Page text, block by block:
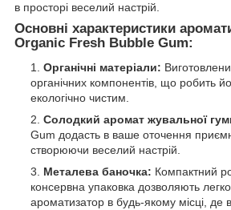
в просторі веселий настрій.
Основні характеристики
Organic Fresh Bubble Gum:
Органічні матеріали:
органічних компонентів, що робить
екологічно чистим.
Солодкий аромат жувальної
Gum додасть в ваше оточення
створюючи веселий настрій.
Металева баночка: Компактний
консервна упаковка дозволяють
ароматизатор в будь-якому місці, де